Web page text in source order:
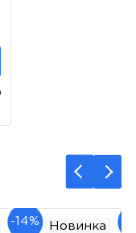
-14% Новинка